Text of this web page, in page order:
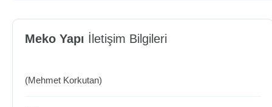
Meko Yapı İletişim Bilgileri
(Mehmet Korkutan)